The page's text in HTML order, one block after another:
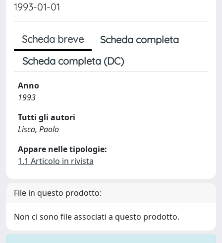
1993-01-01
Scheda breve
Scheda completa
Scheda completa (DC)
Anno
1993
Tutti gli autori
Lisca, Paolo
Appare nelle tipologie:
1.1 Articolo in rivista
File in questo prodotto:
Non ci sono file associati a questo prodotto.